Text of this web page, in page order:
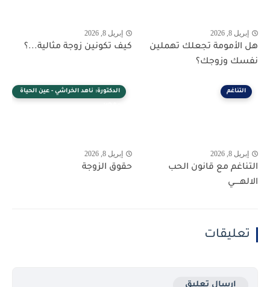
إبريل 8, 2026
هل الأمومة تجعلك تهملين
نفسك وزوجك؟
إبريل 8, 2026
كيف تكونين زوجة مثالية...؟
التناغم
إبريل 8, 2026
التناغم مع قانون الحب
الالهـــــي
الدكتورة: ناهد الخراشي - عين الحياة
إبريل 8, 2026
حقوق الزوجة
تعليقات
إرسال تعليق